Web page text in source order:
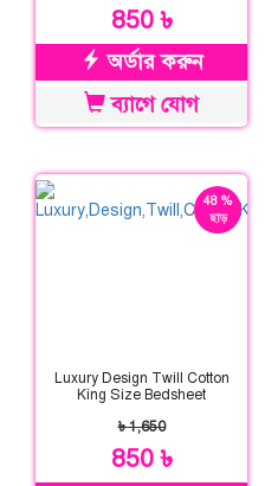
850 ৳
অর্ডার করুন
ব্যাগে যোগ
48 %
ছাড়
Luxury Design Twill Cotton
King Size Bedsheet
৳ 1,650
850 ৳